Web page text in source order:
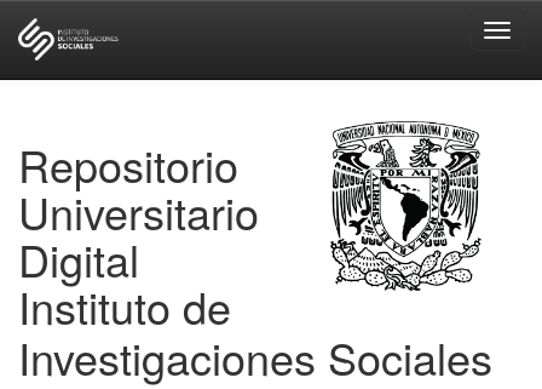
Repositorio
Universitario
Digital
Instituto de
Investigaciones Sociales